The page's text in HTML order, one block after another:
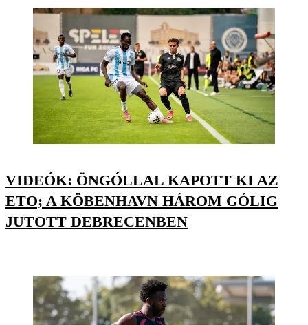
VIDEÓK: ÖNGÓLLAL KAPOTT KI AZ
ETO; A KÖBENHAVN HÁROM GÓLIG
JUTOTT DEBRECENBEN